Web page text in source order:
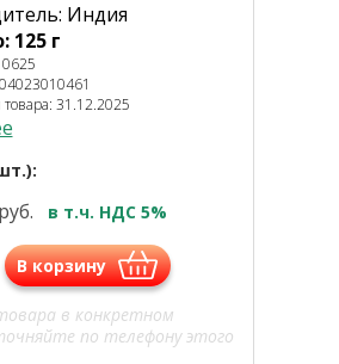
Индия
125 г
товара: 31.12.2025
руб. в т.ч. НДС 5%
В корзину
в конкретном
по телефону этого